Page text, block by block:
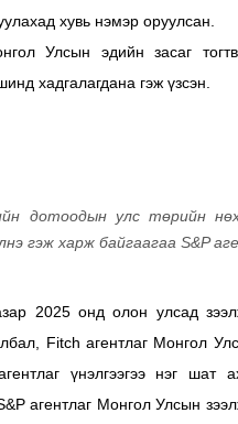
хувь нэмэр оруулсан.
Улсын эдийн засаг
хадгалагдана гэж үзсэн.
дотоодын улс төрийн
гэж харж байгаагаа S&P
2025 онд олон улсад
Fitch агентлаг Монгол
үнэлгээгээ нэг шат
агентлаг Монгол Улсын